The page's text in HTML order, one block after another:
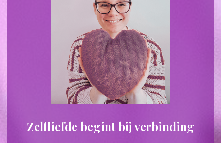
Zelfliefde begint bij verbinding